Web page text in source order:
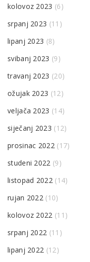
kolovoz 2023 (6)
srpanj 2023 (11)
lipanj 2023 (8)
svibanj 2023 (9)
travanj 2023 (20)
ožujak 2023 (12)
veljača 2023 (14)
siječanj 2023 (12)
prosinac 2022(17)
studeni 2022 (9)
listopad 2022(14)
rujan 2022 (10)
kolovoz 2022 (11)
srpanj 2022 (11)
lipanj 2022 (12)